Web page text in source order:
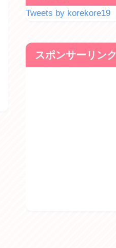
Tweets by korekore19
スポンサーリンク